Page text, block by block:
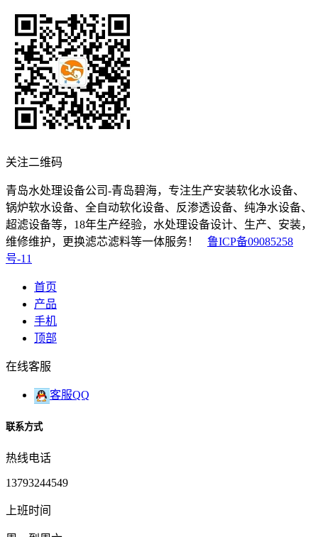
关注二维码
青岛水处理设备公司-青岛碧海，专注生产安装软化水设备、
锅炉软水设备、全自动软化设备、反渗透设备、纯净水设备、
超滤设备等，18年生产经验，水处理设备设计、生产、安装，
维修维护，更换滤芯滤料等一体服务！ 鲁ICP备09085258
号-11
首页
产品
手机
顶部
在线客服
客服QQ
联系方式
热线电话
13793244549
上班时间